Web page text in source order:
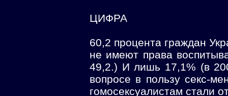
ЦИФРА
60,2 процента граждан
не имеют права
49,2.) И лишь 17,1% (в
вопросе в пользу секс-
гомосексуалистам стали